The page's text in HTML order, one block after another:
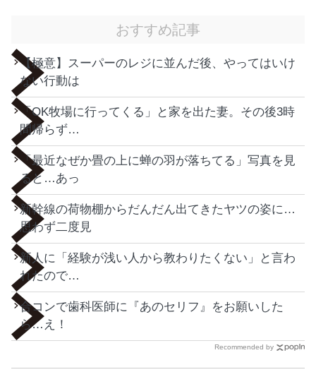
おすすめ記事
【極意】スーパーのレジに並んだ後、やってはいけ
ない行動は
「OK牧場に行ってくる」と家を出た妻。その後3時
間帰らず…
「最近なぜか畳の上に蝉の羽が落ちてる」写真を見
ると…あっ
新幹線の荷物棚からだんだん出てきたヤツの姿に…
思わず二度見
新人に「経験が浅い人から教わりたくない」と言わ
れたので…
合コンで歯科医師に『あのセリフ』をお願いした
ら…え！
Recommended by